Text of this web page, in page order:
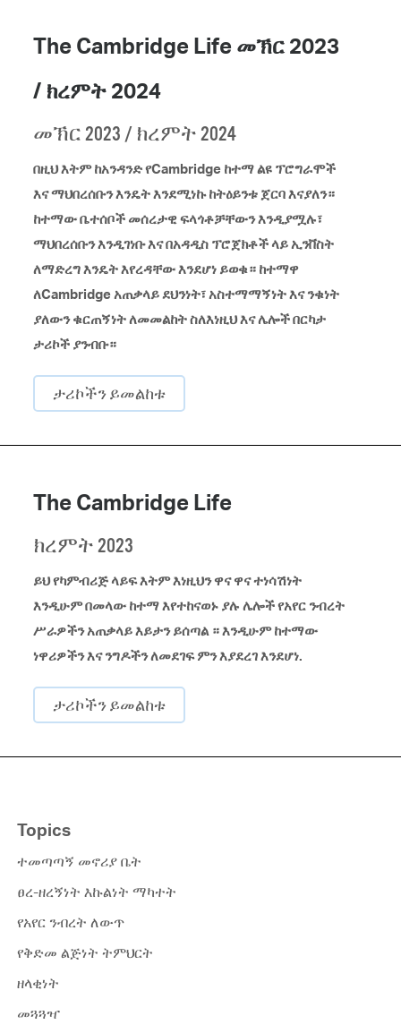
The Cambridge Life መኽር 2023
/ ክረምት 2024
መኽር 2023 / ክረምት 2024
በዚህ እትም ከአንዳንድ የCambridge ከተማ ልዩ ፕሮግራሞች
እና ማህበረሰቡን እንዴት እንደሚነኩ ከትዕይንቱ ጀርባ እናያለን።
ከተማው ቤተሰቦች መሰረታዊ ፍላጎቶቻቸውን እንዲያሟሉ፣
ማህበረሰቡን እንዲገነቡ እና በአዳዲስ ፕሮጀክቶች ላይ ኢንቨስት
ለማድረግ እንዴት እየረዳቸው እንደሆነ ይወቁ። ከተማዋ
ለCambridge አጠቃላይ ደህንነት፣ አስተማማኝነት እና ንቁነት
ያለውን ቁርጠኝነት ለመመልከት ስለእነዚህ እና ሌሎች በርካታ
ታሪኮች ያንብቡ።
ታሪኮችን ይመልከቱ
The Cambridge Life
ክረምት 2023
ይህ የካምብሪጅ ላይፍ እትም እነዚህን ዋና ዋና ተነሳሽነት
እንዲሁም በመላው ከተማ እየተከናወኑ ያሉ ሌሎች የአየር ንብረት
ሥራዎችን አጠቃላይ እይታን ይሰጣል ። እንዲሁም ከተማው
ነዋሪዎችን እና ንግዶችን ለመደገፍ ምን እያደረገ እንደሆነ.
ታሪኮችን ይመልከቱ
Topics
ተመጣጣኝ መኖሪያ ቤት
ፀረ-ዘረኝነት እኩልነት ማካተት
የአየር ንብረት ለውጥ
የቅድመ ልጅነት ትምህርት
ዘላቂነት
መጓጓዣ